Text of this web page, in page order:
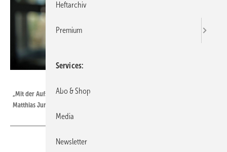
„Mit der Aufstellung einer Großwärmepumpe ist die Arbeit ja nicht getan.“
Matthias Junge, Projektleiter Serielles Sanieren bei Vaillant Deutschland
Heftarchiv
Premium
Services
Abo & Shop
Media
Newsletter